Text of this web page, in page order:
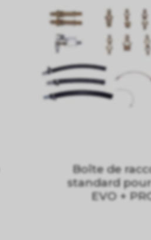
Boîte de
standard
EVO +